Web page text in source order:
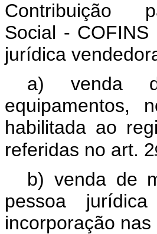
Contribuição
Social -
jurídica
a) venda
equipamentos,
habilitada ao
referidas no art. 2
b) venda de
pessoa
incorporação